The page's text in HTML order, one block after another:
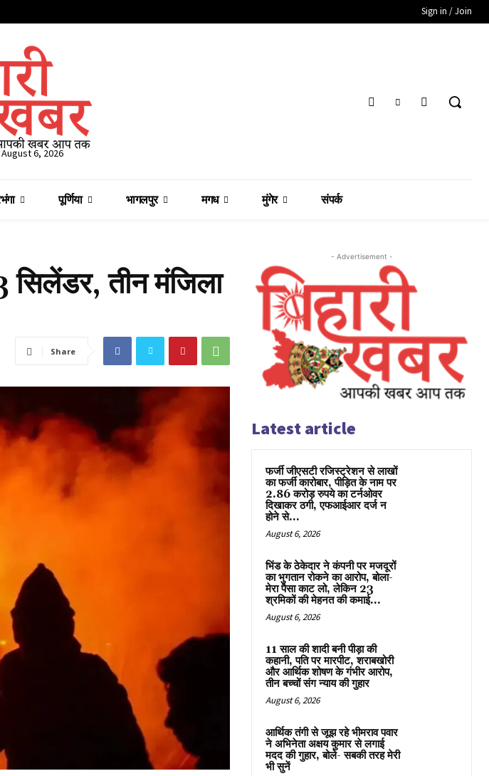
Sign in / Join
6, 2026
पूर्णिया भागलपुर मगध मुंगेर संपर्क
तीन मंजिला
Share
- Advertisement -
Latest article
फर्जी जीएसटी रजिस्ट्रेशन से लाखों
का फर्जी कारोबार, पीड़ित के नाम पर
2.86 करोड़ रुपये का टर्नओवर
दिखाकर ठगी, एफआईआर दर्ज न
होने से...
August 6, 2026
भिंड के ठेकेदार ने कंपनी पर मजदूरों
का भुगतान रोकने का आरोप, बोला-
मेरा पैसा काट लो, लेकिन 23
श्रमिकों की मेहनत की कमाई...
August 6, 2026
11 साल की शादी बनी पीड़ा की
कहानी, पति पर मारपीट, शराबखोरी
और आर्थिक शोषण के गंभीर आरोप,
तीन बच्चों संग न्याय की गुहार
August 6, 2026
आर्थिक तंगी से जूझ रहे भीमराव पवार
ने अभिनेता अक्षय कुमार से लगाई
मदद की गुहार, बोले- सबकी तरह मेरी
भी सुनें